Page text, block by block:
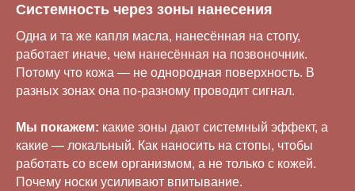
Системность через зоны нанесения
Одна и та же капля масла, нанесённая на стопу,
работает иначе, чем нанесённая на позвоночник.
Потому что кожа — не однородная поверхность. В
разных зонах она по-разному проводит сигнал.
Мы покажем: какие зоны дают системный эффект, а
какие — локальный. Как наносить на стопы, чтобы
работать со всем организмом, а не только с кожей.
Почему носки усиливают впитывание.